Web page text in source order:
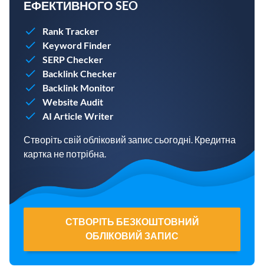
ЕФЕКТИВНОГО SEO
Rank Tracker
Keyword Finder
SERP Checker
Backlink Checker
Backlink Monitor
Website Audit
AI Article Writer
Створіть свій обліковий запис сьогодні. Кредитна
картка не потрібна.
СТВОРІТЬ БЕЗКОШТОВНИЙ
ОБЛІКОВИЙ ЗАПИС